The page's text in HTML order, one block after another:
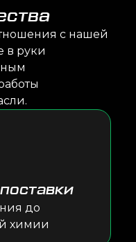
с нашей
в руки
до
химии